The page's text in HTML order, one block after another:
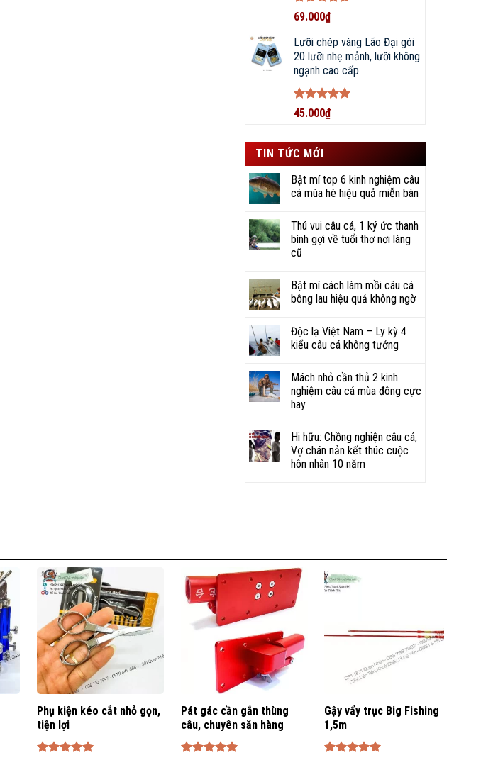
Được xếp
55
sao
69.000₫
Lưỡi chép vàng Lão Đại gói
20 lưỡi nhẹ mảnh, lưỡi không
ngạnh cao cấp
Được xếp
55
45.000₫
TIN TỨC MỚI
Bật mí top 6 kinh nghiệm câu
cá mùa hè hiệu quả miễn bàn
Thú vui câu cá, 1 ký ức thanh
bình gợi về tuổi thơ nơi làng
cũ
Bật mí cách làm mồi câu cá
bông lau hiệu quả không ngờ
Độc lạ Việt Nam – Ly kỳ 4
kiểu câu cá không tưởng
Mách nhỏ cần thủ 2 kinh
nghiệm câu cá mùa đông cực
hay
Hi hữu: Chồng nghiện câu cá,
Vợ chán nản kết thúc cuộc
hôn nhân 10 năm
Phụ kiện kéo cắt nhỏ gọn,
tiện lợi
Pát gác cần gắn thùng
câu, chuyên săn hàng
Gậy vẩy trục Big Fishing
1,5m